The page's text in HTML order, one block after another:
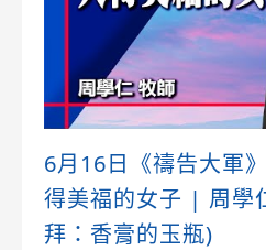
6月16日《禱告大軍
得美福的女子 | 周學
拜：香膏的玉瓶)